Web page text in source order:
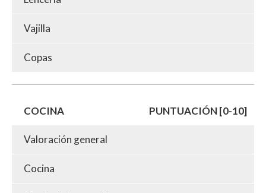
Vajilla
Copas
COCINA PUNTUACIÓN [0-10]
Valoración general
Cocina